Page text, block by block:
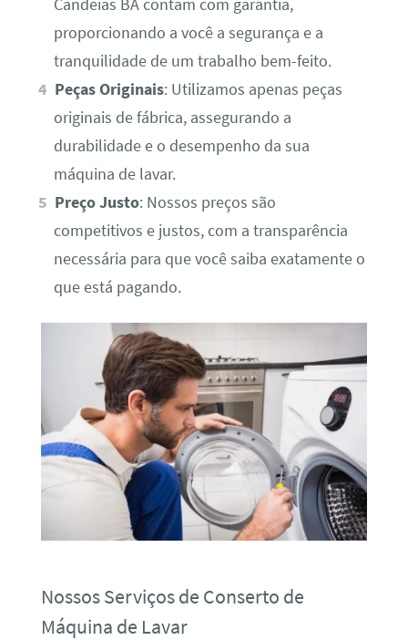
Candeias BA contam com garantia,
proporcionando a você a segurança e a
tranquilidade de um trabalho bem-feito.
Peças Originais: Utilizamos apenas peças
originais de fábrica, assegurando a
durabilidade e o desempenho da sua
máquina de lavar.
Preço Justo: Nossos preços são
competitivos e justos, com a transparência
necessária para que você saiba exatamente o
que está pagando.
Nossos Serviços de Conserto de
Máquina de Lavar